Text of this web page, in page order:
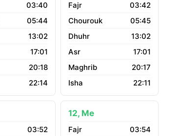
03:40
05:44
13:02
17:01
20:18
22:14
03:42
05:45
13:02
17:01
20:17
22:11
03:52
12, Me
03:54